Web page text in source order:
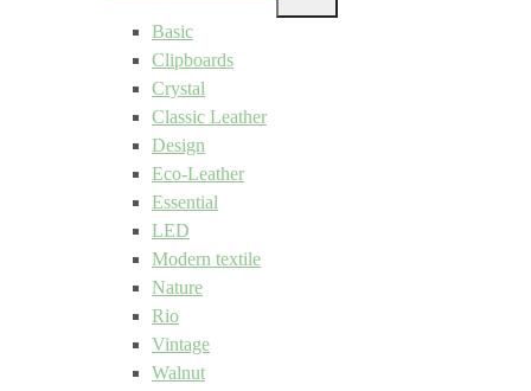
SUB
Basic
Clipboards
Crystal
Classic Leather
Design
Eco-Leather
Essential
LED
Modern textile
Nature
Rio
Vintage
Walnut